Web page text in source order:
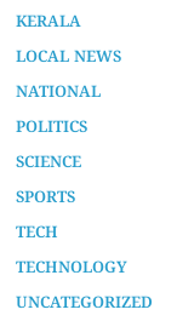
KERALA
LOCAL NEWS
NATIONAL
POLITICS
SCIENCE
SPORTS
TECH
TECHNOLOGY
UNCATEGORIZED